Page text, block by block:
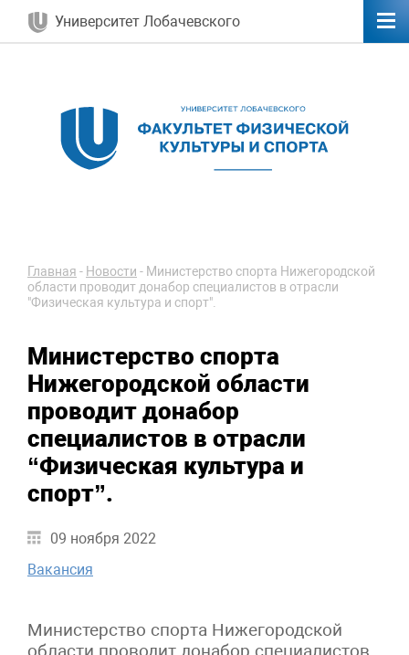
Университет Лобачевского
Главная - Новости - Министерство спорта Нижегородской
области проводит донабор специалистов в отрасли
"Физическая культура и спорт".
Министерство спорта
Нижегородской области
проводит донабор
специалистов в отрасли
“Физическая культура и
спорт”.
09 ноября 2022
Вакансия
Министерство спорта Нижегородской